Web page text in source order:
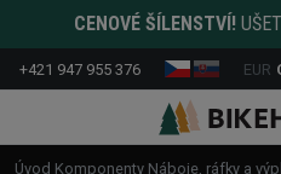
CENOVÉ ŠÍLENSTVÍ!
+421 947 955 376 EUR
Úvod Komponenty Náboje, ráfky a